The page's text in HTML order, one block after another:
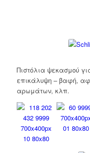
Πιστόλια ψεκασμού
επικάλυψη – βαφή,
αρωμάτων, κλπ.